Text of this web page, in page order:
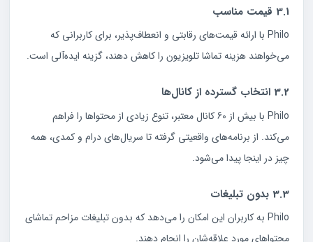
3.1 قیمت مناسب
Philo با ارائه قیمت‌های رقابتی و انعطاف‌پذیر، برای کاربرانی که
می‌خواهند هزینه تماشا تلویزیون را کاهش دهند، گزینه ایده‌آلی است.
3.2 انتخاب گسترده از کانال‌ها
Philo با بیش از 60 کانال معتبر، تنوع زیادی از محتواها را فراهم
می‌کند. از برنامه‌های واقعیتی گرفته تا سریال‌های درام و کمدی، همه
چیز در اینجا پیدا می‌شود.
3.3 بدون تبلیغات
Philo به کاربران این امکان را می‌دهد که بدون تبلیغات مزاحم تماشای
محتواهای مورد علاقه‌شان را انجام دهند.